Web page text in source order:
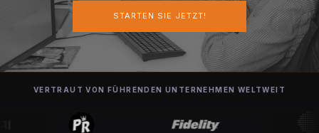
STARTEN SIE JETZT!
VERTRAUT VON FÜHRENDEN UNTERNEHMEN WELTWEIT